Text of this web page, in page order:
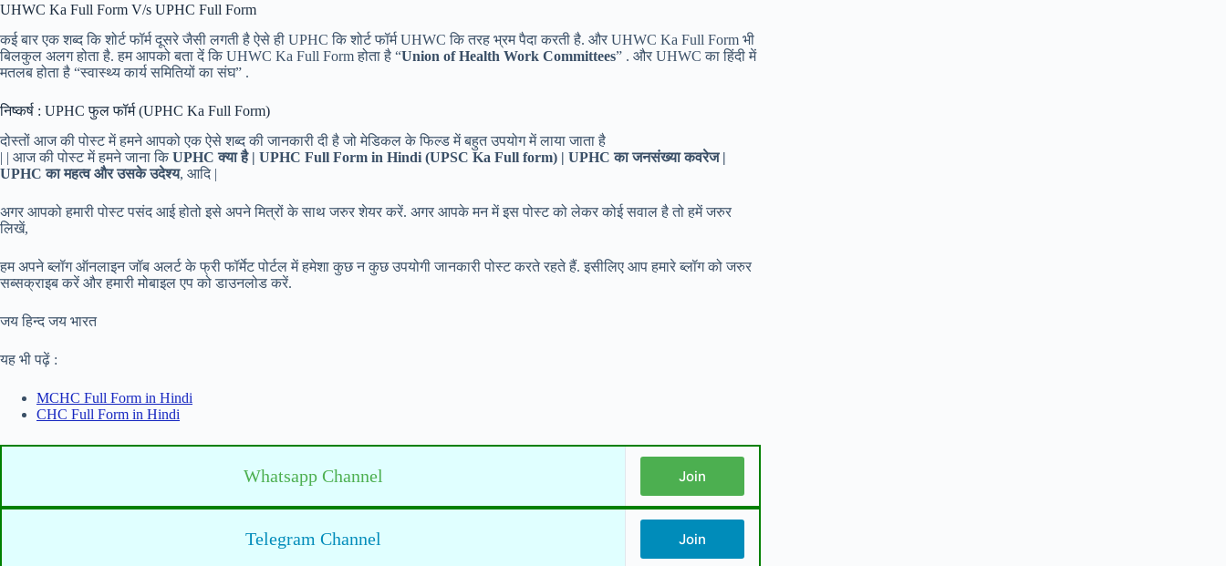
UHWC Ka Full Form V/s UPHC Full Form
कई बार एक शब्द कि शोर्ट फॉर्म दूसरे जैसी लगती है ऐसे ही UPHC कि शोर्ट फॉर्म UHWC कि तरह भ्रम पैदा करती है. और UHWC Ka Full Form भी
बिलकुल अलग होता है. हम आपको बता दें कि UHWC Ka Full Form होता है “Union of Health Work Committees” . और UHWC का हिंदी में
मतलब होता है “स्वास्थ्य कार्य समितियों का संघ” .
निष्कर्ष : UPHC फुल फॉर्म (UPHC Ka Full Form)
दोस्तों आज की पोस्ट में हमने आपको एक ऐसे शब्द की जानकारी दी है जो मेडिकल के फिल्ड में बहुत उपयोग में लाया जाता है
| | आज की पोस्ट में हमने जाना कि UPHC क्या है | UPHC Full Form in Hindi (UPSC Ka Full form) | UPHC का जनसंख्या कवरेज |
UPHC का महत्व और उसके उदेश्य, आदि |
अगर आपको हमारी पोस्ट पसंद आई होतो इसे अपने मित्रों के साथ जरुर शेयर करें. अगर आपके मन में इस पोस्ट को लेकर कोई सवाल है तो हमें जरुर
लिखें,
हम अपने ब्लॉग ऑनलाइन जॉब अलर्ट के फ्री फॉर्मेट पोर्टल में हमेशा कुछ न कुछ उपयोगी जानकारी पोस्ट करते रहते हैं. इसीलिए आप हमारे ब्लॉग को जरुर
सब्सक्राइब करें और हमारी मोबाइल एप को डाउनलोड करें.
जय हिन्द जय भारत
यह भी पढ़ें :
MCHC Full Form in Hindi
CHC Full Form in Hindi
Whatsapp Channel Join
Telegram Channel Join